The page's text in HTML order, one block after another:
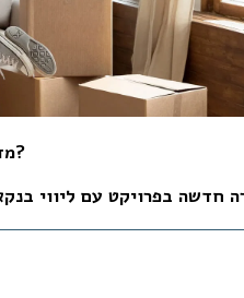
מדוע אין שמאות בדירה חדשה בפרויקט עם ליווי בנקאי?
חדשה בפרויקט עם ליווי